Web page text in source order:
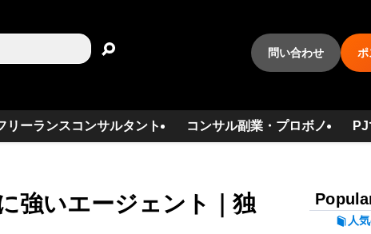
リーランスコンサルタント コンサル副業・プロボノ
問い合わせ ポ
強いエージェント｜独
人